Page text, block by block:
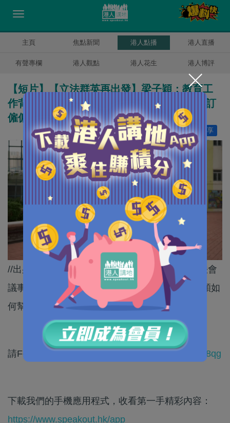
主頁 焦點新聞 港人點播 港人直播
有聲專欄 港人觀點 港人花生 港人博評
【短片】【立法群英再出發】梁子穎：教育工
作背景可幫助打工仔提升技能、學識 爭取修訂
僱傭條例、落實標準工時保障權益
分享
讚好 4
//出身貧窮基層，從事20多年教育工作，進入立法會
議事堂，但心中仍未放下社區工作的初心。梁子穎如
何幫助打工仔，幫助市民？//
請Follow我們的YouTube頻道：https://bit.ly/2kgU8qg
下載我們的手機應用程式，收看第一手精彩內容：
https://www.speakout.hk/app